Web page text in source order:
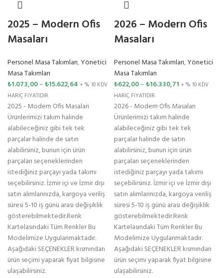
2025 – Modern Ofis
Masaları
Personel Masa Takımları,Yönetici
Masa Takımları
₺1.073,00–₺15.622,64 + % 10 KDV
HARİÇ FİYATIDIR.
2025 - Modern Ofis Masaları
Ürünlerimizi takım halinde
alabileceğiniz gibi tek tek
parçalar halinde de satın
alabilirsiniz, bunun için ürün
parçaları seçeneklerinden
istediğiniz parçayı yada takımı
seçebilirsiniz. İzmir içi ve İzmir dışı
satın alımlarınızda, kargoya veriliş
süresi 5-10 iş günü arası değişiklik
gösterebilmektedir.Renk
Kartelasındaki Tüm Renkler Bu
Modelimize Uygulanmaktadır.
Aşağıdaki SEÇENEKLER kısmından
ürün seçimi yaparak fiyat bilgisine
ulaşabilirsiniz.
2026 – Modern Ofis
Masaları
Personel Masa Takımları,Yönetici
Masa Takımları
₺622,00–₺16.330,71 + % 10 KDV
HARİÇ FİYATIDIR.
2026 - Modern Ofis Masaları
Ürünlerimizi takım halinde
alabileceğiniz gibi tek tek
parçalar halinde de satın
alabilirsiniz, bunun için ürün
parçaları seçeneklerinden
istediğiniz parçayı yada takımı
seçebilirsiniz. İzmir içi ve İzmir dışı
satın alımlarınızda, kargoya veriliş
süresi 5-10 iş günü arası değişiklik
gösterebilmektedir.Renk
Kartelasındaki Tüm Renkler Bu
Modelimize Uygulanmaktadır.
Aşağıdaki SEÇENEKLER kısmından
ürün seçimi yaparak fiyat bilgisine
ulaşabilirsiniz.